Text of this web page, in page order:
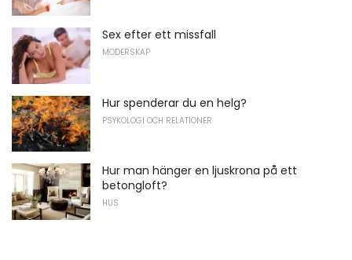
Sex efter ett missfall
MODERSKAP
Hur spenderar du en helg?
PSYKOLOGI OCH RELATIONER
Hur man hänger en ljuskrona på ett
betongloft?
HUS